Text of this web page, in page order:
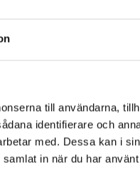
till användarna,
identifierare och
med. Dessa kan i
in när du har
und trocken gelagert werden,